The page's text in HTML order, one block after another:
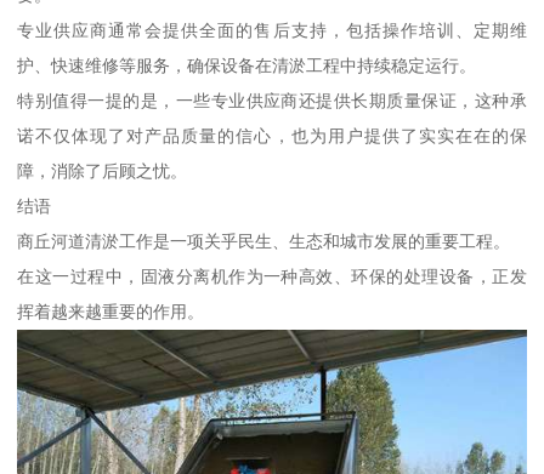
专业供应商通常会提供全面的售后支持，包括操作培训、定期维
护、快速维修等服务，确保设备在清淤工程中持续稳定运行。
特别值得一提的是，一些专业供应商还提供长期质量保证，这种承
诺不仅体现了对产品质量的信心，也为用户提供了实实在在的保
障，消除了后顾之忧。
结语
商丘河道清淤工作是一项关乎民生、生态和城市发展的重要工程。
在这一过程中，固液分离机作为一种高效、环保的处理设备，正发
挥着越来越重要的作用。